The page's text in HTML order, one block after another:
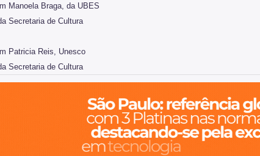
Manoela Braga, da UBES
Secretaria de Cultura
Patricia Reis, Unesco
Secretaria de Cultura
inteligente, resiliente e sustentável